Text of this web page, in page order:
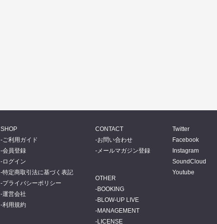
SHOP
ご利用ガイド
会員登録
ログイン
特定商取引法に基づく表記
プライバシーポリシー
運営会社
利用規約
CONTACT
お問い合わせ
メールマガジン登録
OTHER
BOOKING
BLOW-UP LIVE
MANAGEMENT
LICENSE
Twitter
Facebook
Instagram
SoundCloud
Youtube